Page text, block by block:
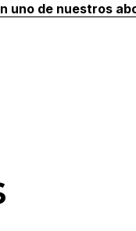
de nuestros